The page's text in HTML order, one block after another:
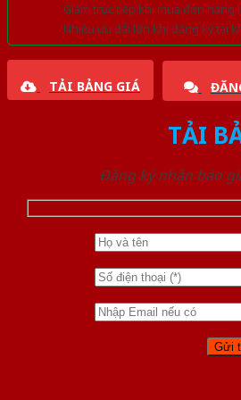
Giảm trực tiếp khi mua đơn hàng
Nhiều ưu đãi lớn khi đăng ký tài
TẢI BẢNG GIÁ
TẢI
Đăng ký nhận báo